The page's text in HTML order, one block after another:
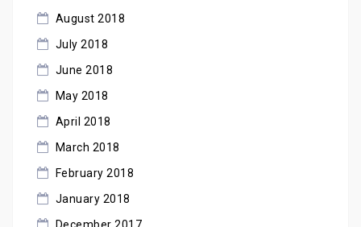
August 2018
July 2018
June 2018
May 2018
April 2018
March 2018
February 2018
January 2018
December 2017